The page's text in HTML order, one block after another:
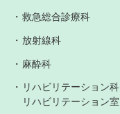
救急総合診療科
放射線科
麻酔科
リハビリテーション科
リハビリテーション室